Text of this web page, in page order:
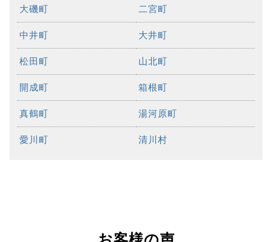
大磯町 二宮町
中井町 大井町
松田町 山北町
開成町 箱根町
真鶴町 湯河原町
愛川町 清川村